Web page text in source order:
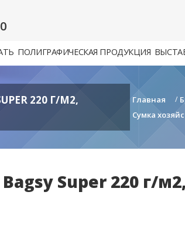
ПОЛИГРАФИЧЕСКАЯ ПРОДУКЦИЯ
220 Г/М2,
Главная /
Cумка
Super 220 г/